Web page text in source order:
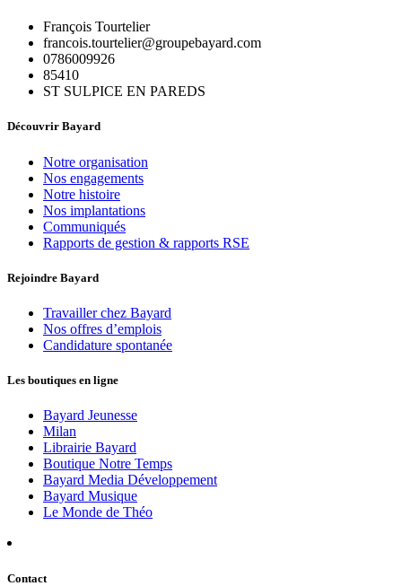
François Tourtelier
francois.tourtelier@groupebayard.com
0786009926
85410
ST SULPICE EN PAREDS
Découvrir Bayard
Notre organisation
Nos engagements
Notre histoire
Nos implantations
Communiqués
Rapports de gestion & rapports RSE
Rejoindre Bayard
Travailler chez Bayard
Nos offres d’emplois
Candidature spontanée
Les boutiques en ligne
Bayard Jeunesse
Milan
Librairie Bayard
Boutique Notre Temps
Bayard Media Développement
Bayard Musique
Le Monde de Théo
Contact